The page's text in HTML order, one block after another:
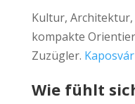
Kultur,
kompakte
Zuzügler.
Wie fühlt